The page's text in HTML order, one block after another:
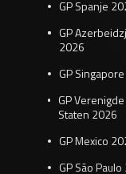
GP Spanje
GP
2026
GP
GP Verenigde
Staten 2026
GP Mexico
GP São